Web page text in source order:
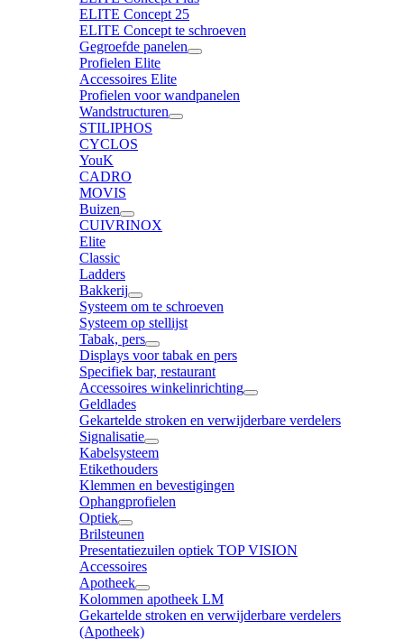
ELITE Concept 25
ELITE Concept te schroeven
Gegroefde panelen
Profielen Elite
Accessoires Elite
Profielen voor wandpanelen
Wandstructuren
STILIPHOS
CYCLOS
YouK
CADRO
MOVIS
Buizen
CUIVRINOX
Elite
Classic
Ladders
Bakkerij
Systeem om te schroeven
Systeem op stellijst
Tabak, pers
Displays voor tabak en pers
Specifiek bar, restaurant
Accessoires winkelinrichting
Geldlades
Gekartelde stroken en verwijderbare verdelers
Signalisatie
Kabelsysteem
Etikethouders
Klemmen en bevestigingen
Ophangprofielen
Optiek
Brilsteunen
Presentatiezuilen optiek TOP VISION
Accessoires
Apotheek
Kolommen apotheek LM
Gekartelde stroken en verwijderbare verdelers
(Apotheek)